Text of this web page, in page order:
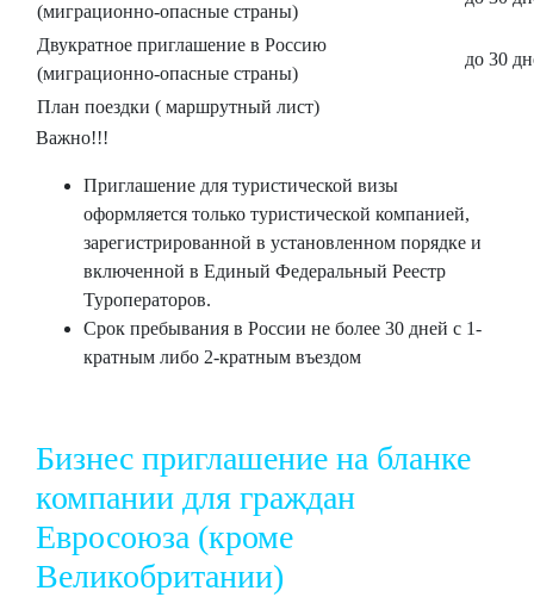
(миграционно-опасные страны)
Двукратное приглашение в Россию
(миграционно-опасные страны)
до 30
План поездки ( маршрутный лист)
Важно!!!
Приглашение для туристической визы
оформляется только туристической компанией,
зарегистрированной в установленном порядке и
включенной в Единый Федеральный Реестр
Туроператоров.
Срок пребывания в России не более 30 дней с 1-
кратным либо 2-кратным въездом
Бизнес приглашение на бланке
компании для граждан
Евросоюза (кроме
Великобритании)